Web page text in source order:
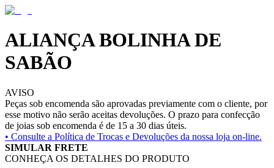
ALIANÇA BOLINHA DE
SABÃO
AVISO
Peças sob encomenda são aprovadas previamente com o cliente, por
esse motivo não serão aceitas devoluções. O prazo para confecção
de joias sob encomenda é de 15 a 30 dias úteis.
• Consulte a Política de Trocas e Devoluções da nossa loja on-line.
SIMULAR FRETE
CONHEÇA OS DETALHES DO PRODUTO